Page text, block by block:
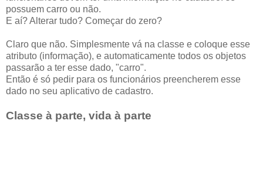
possuem carro ou não.
E aí? Alterar tudo? Começar do zero?
Claro que não. Simplesmente vá na classe e coloque esse
atributo (informação), e automaticamente todos os objetos
passarão a ter esse dado, "carro".
Então é só pedir para os funcionários preencherem esse
dado no seu aplicativo de cadastro.
Classe à parte, vida à parte